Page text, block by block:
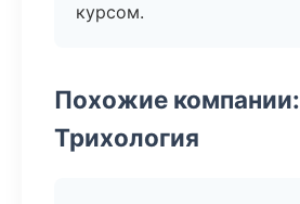
курсом.
Похожие компании:
Трихология